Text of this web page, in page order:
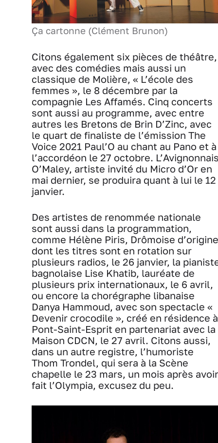
Ça cartonne (Clément Brunon)
Citons également six pièces de théâtre,
avec des comédies mais aussi un
classique de Molière, « L’école des
femmes », le 8 décembre par la
compagnie Les Affamés. Cinq concerts
sont aussi au programme, avec entre
autres les Bretons de Brin D’Zinc, avec
le quart de finaliste de l’émission The
Voice 2021 Paul’O au chant au Pano et à
l’accordéon le 27 octobre.
O’Maley, artiste invité du Micro d’Or en
mai dernier, se produira quant à lui le 12
janvier.
Des artistes de renommée nationale
sont aussi dans la programmation,
comme Hélène Piris, Drômoise d’origine
dont les titres sont en rotation sur
plusieurs radios, le 26 janvier, la
bagnolaise Lise Khatib, lauréate de
plusieurs prix internationaux, le 6 avril,
ou encore la chorégraphe libanaise
Danya Hammoud, avec son spectacle «
Devenir crocodile », créé en résidence à
Pont-Saint-Esprit en partenariat avec la
Maison CDCN, le 27 avril. Citons aussi,
dans un autre registre, l’humoriste
Thom Trondel, qui sera à la Scène
chapelle le 23 mars, un mois après avoir
fait l’Olympia, excusez du peu.